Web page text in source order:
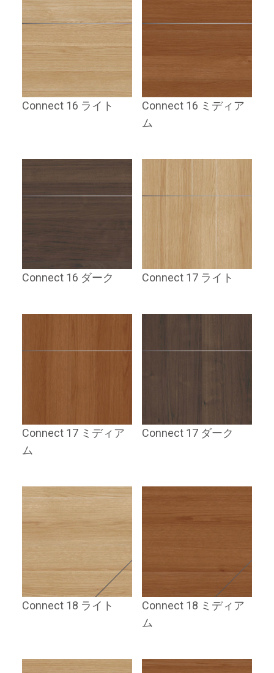
Connect 16 ライト
Connect 16 ミディア
ム
Connect 16 ダーク Connect 17 ライト
Connect 17 ミディア
ム
Connect 17 ダーク
Connect 18 ライト
Connect 18 ミディア
ム